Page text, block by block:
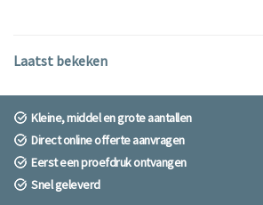
Laatst bekeken
Kleine, middel en grote aantallen
Direct online offerte aanvragen
Eerst een proefdruk ontvangen
Snel geleverd